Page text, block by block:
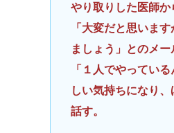
やり取りした医師か
「大変だと思いま
ましょう」とのメー
「１人でやってい
しい気持ちになり
話す。